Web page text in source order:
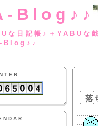
Blog♪♪
な日記
Blog♪♪
落